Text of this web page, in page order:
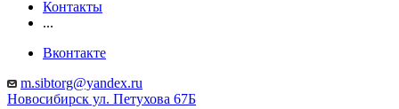
Контакты
...
Вконтакте
m.sibtorg@yandex.ru
Новосибирск ул. Петухова 67Б